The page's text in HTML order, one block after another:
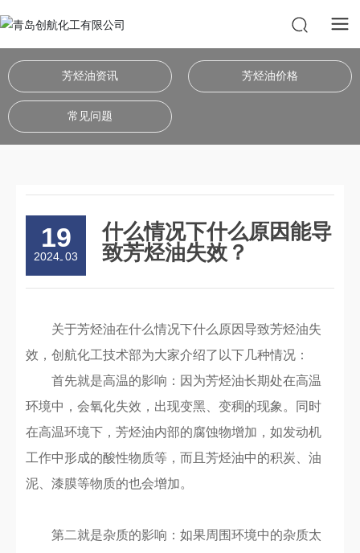
芳烃油资讯 芳烃油价格
常见问题
19
2024-03
什么情况下什么原因能导
致芳烃油失效？
关于芳烃油在什么情况下什么原因导致芳烃油失
效，创航化工技术部为大家介绍了以下几种情况：
首先就是高温的影响：因为芳烃油长期处在高温
环境中，会氧化失效，出现变黑、变稠的现象。同时
在高温环境下，芳烃油内部的腐蚀物增加，如发动机
工作中形成的酸性物质等，而且芳烃油中的积炭、油
泥、漆膜等物质的也会增加。
第二就是杂质的影响：如果周围环境中的杂质太